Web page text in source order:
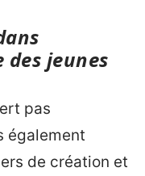
jeunes
pas
également
de création et